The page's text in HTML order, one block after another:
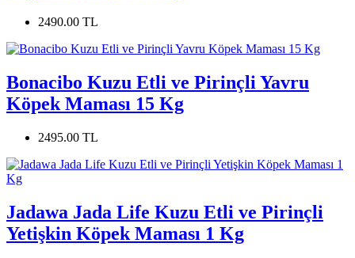
2490.00 TL
Bonacibo Kuzu Etli ve Pirinçli Yavru
Köpek Maması 15 Kg
2495.00 TL
Jadawa Jada Life Kuzu Etli ve Pirinçli
Yetişkin Köpek Maması 1 Kg